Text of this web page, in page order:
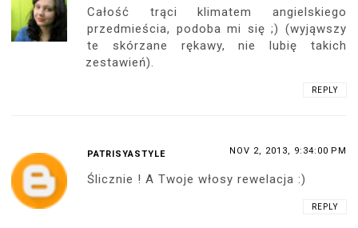
Całość trąci klimatem angielskiego
przedmieścia, podoba mi się ;) (wyjąwszy
te skórzane rękawy, nie lubię takich
zestawień).
REPLY
PATRISYASTYLE NOV 2, 2013, 9:34:00 PM
Ślicznie ! A Twoje włosy rewelacja :)
REPLY